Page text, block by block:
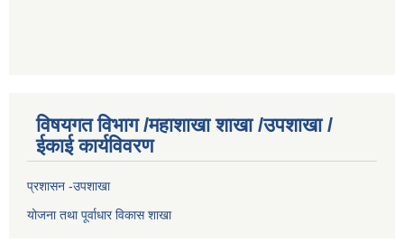
विषयगत विभाग /महाशाखा शाखा /उपशाखा /
ईकाई कार्यविवरण
प्रशासन -उपशाखा
योजना तथा पूर्वाधार विकास शाखा